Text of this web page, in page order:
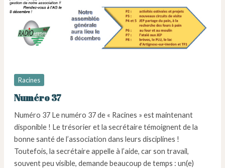
Racines
Numéro 37
Numéro 37 Le numéro 37 de « Racines » est maintenant
disponible ! Le trésorier et la secrétaire témoignent de la
bonne santé de l’association dans leurs disciplines !
Toutefois, la secrétaire appelle à l’aide, car son travail,
souvent peu visible, demande beaucoup de temps : un(e)